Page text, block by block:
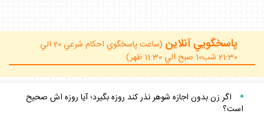
پاسخگويي آنلاين
(ساعت پاسخگوي احكام شرعي 20 الي
21:30 شب10 صبح الي 11:30 ظهر)
اگر زن بدون اجازه شوهر نذر كند روزه بگيرد؛ آيا روزه ‏اش صحيح
است؟